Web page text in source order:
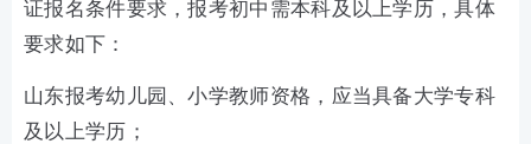
证报名条件要求，报考初中需本科及以上学历，具体
要求如下：
山东报考幼儿园、小学教师资格，应当具备大学专科
及以上学历；